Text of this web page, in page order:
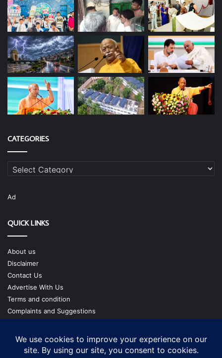
CATEGORIES
Categories
Ad
QUICK LINKS
About us
Disclaimer
Contact Us
Advertise With Us
Terms and condition
Complaints and Suggestions
Our Team